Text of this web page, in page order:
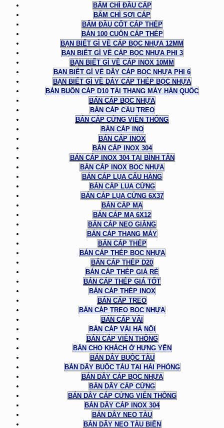
BẤM CHÌ ĐẦU CÁP
BẤM CHÌ SỢI CÁP
BẤM ĐẦU CỐT CÁP THÉP
BÁN 100 CUỘN CÁP THÉP
BẠN BIẾT GÌ VỀ CÁP BỌC NHỰA 12MM
BẠN BIẾT GÌ VỀ CÁP BỌC NHỰA PHI 3
BẠN BIẾT GÌ VỀ CÁP INOX 10MM
BẠN BIẾT GÌ VỀ DÂY CÁP BỌC NHỰA PHI 6
BẠN BIẾT GÌ VỀ DÂY CÁP THÉP BỌC NHỰA
BÁN BUÔN CÁP D10 TẢI THANG MÁY HÀN QUỐC
BÁN CÁP BỌC NHỰA
BÁN CÁP CẦU TREO
BÁN CÁP CỨNG VIỄN THÔNG
BÁN CÁP INO
BÁN CÁP INOX
BÁN CÁP INOX 304
BÁN CÁP INOX 304 TẠI BÌNH TÂN
BÁN CÁP INOX BỌC NHỰA
BÁN CÁP LỤA CẨU HÀNG
BÁN CÁP LỤA CỨNG
BÁN CÁP LỤA CỨNG 6X37
BÁN CÁP MẠ
BÁN CÁP MẠ 6X12
BÁN CÁP NEO GIẰNG
BÁN CÁP THANG MÁY
BÁN CÁP THÉP
BÁN CÁP THÉP BỌC NHỰA
BÁN CÁP THÉP D20
BÁN CÁP THÉP GIÁ RẺ
BÁN CÁP THÉP GIÁ TỐT
BÁN CÁP THÉP INOX
BÁN CÁP TREO
BÁN CÁP TREO BỌC NHỰA
BÁN CÁP VẢI
BÁN CÁP VẢI HÀ NỘI
BÁN CÁP VIỄN THÔNG
BÁN CHO KHÁCH Ở HƯNG YÊN
BÁN DÂY BUỘC TÀU
BÁN DÂY BUỘC TÀU TẠI HẢI PHÒNG
BÁN DÂY CÁP BỌC NHỰA
BÁN DÂY CÁP CỨNG
BÁN DÂY CÁP CỨNG VIỄN THÔNG
BÁN DÂY CÁP INOX 304
BÁN DÂY NEO TÀU
BÁN DÂY NEO TÀU BIỂN